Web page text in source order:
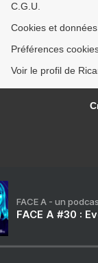
C.G.U.
Cookies et
Préférences
Voir le profil de
FACE A - un
FACE A #30 :